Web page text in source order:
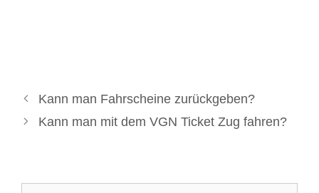
Kann man Fahrscheine zurückgeben?
Kann man mit dem VGN Ticket Zug fahren?